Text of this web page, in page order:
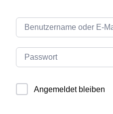
Angemeldet bleiben